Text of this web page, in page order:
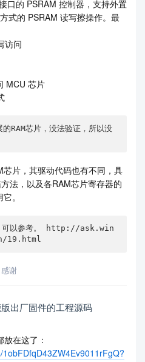
口的 PSRAM 控制器，支持外置
式的 PSRAM 读写擦操作。最
访问
MCU 芯片
RAM芯片，没法验证，所以没
片，其驱动代码也有不同，具
法，以及各RAM芯片寄存器的
。
，可以参考。 http://ask.win
19.html
感谢
出厂固件的工程源码
在这了：